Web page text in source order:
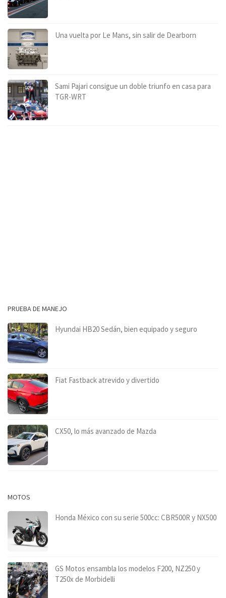
Una vuelta por Le Mans, sin salir de Dearborn
Sami Pajari consigue un doble triunfo en casa para
TGR-WRT
PRUEBA DE MANEJO
Hyundai HB20 Sedán, bien equipado y seguro
Fiat Fastback atrevido y divertido
CX50, lo más avanzado de Mazda
MOTOS
Honda México con su serie 500cc: CBR500R y NX500
GS Motos ensambla los modelos F200, NZ250 y
T250x de Morbidelli